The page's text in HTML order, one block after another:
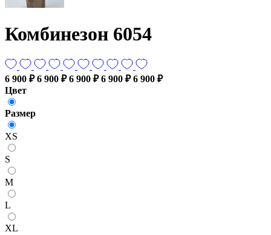
Комбинезон 6054
6 900 ₽ 6 900 ₽ 6 900 ₽ 6 900 ₽ 6 900 ₽
Цвет
Размер
XS
S
M
L
XL